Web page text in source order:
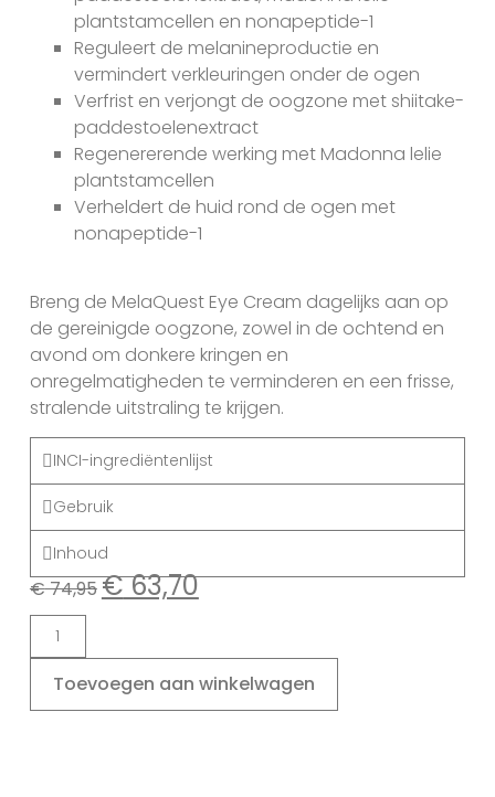
plantstamcellen en nonapeptide-1
Reguleert de melanineproductie en
vermindert verkleuringen onder de ogen
Verfrist en verjongt de oogzone met shiitake-
paddestoelenextract
Regenererende werking met Madonna lelie
plantstamcellen
Verheldert de huid rond de ogen met
nonapeptide-1
Breng de MelaQuest Eye Cream dagelijks aan op
de gereinigde oogzone, zowel in de ochtend en
avond om donkere kringen en
onregelmatigheden te verminderen en een frisse,
stralende uitstraling te krijgen.
INCI-ingrediëntenlijst
Gebruik
Inhoud
€74,95€63,70
Toevoegen aan winkelwagen